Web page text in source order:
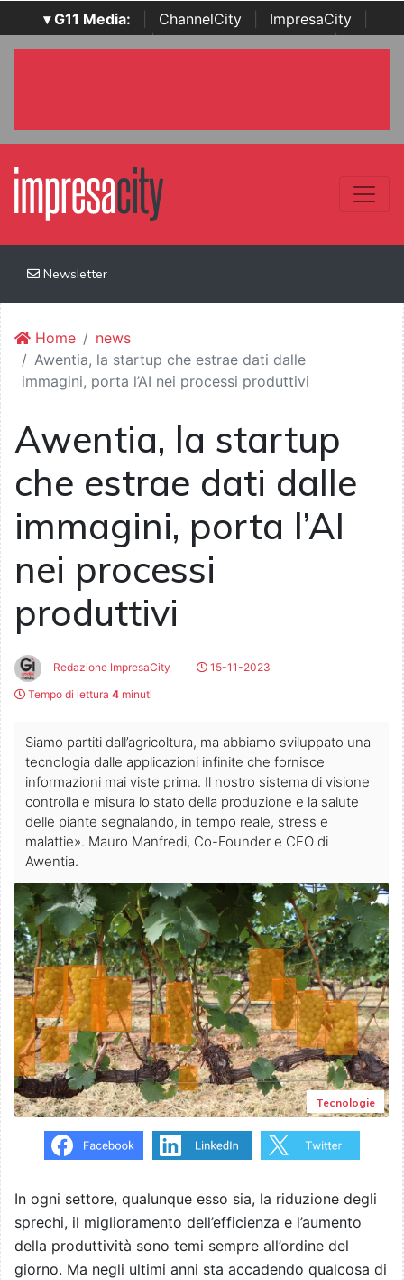
▾ G11 Media: ChannelCity ImpresaCity
SecurityOpenLab | Italian Channel Awards | Italian
Newsletter
Home
news
Awentia, la startup che estrae dati dalle
immagini, porta l’AI nei processi produttivi
Awentia, la startup
che estrae dati dalle
immagini, porta l’AI
nei processi
produttivi
Redazione ImpresaCity
15-11-2023
Tempo di lettura 4 minuti
Siamo partiti dall’agricoltura, ma abbiamo sviluppato una
tecnologia dalle applicazioni infinite che fornisce
informazioni mai viste prima. Il nostro sistema di visione
controlla e misura lo stato della produzione e la salute
delle piante segnalando, in tempo reale, stress e
malattie». Mauro Manfredi, Co-Founder e CEO di
Awentia.
Tecnologie
In ogni settore, qualunque esso sia, la riduzione degli
sprechi, il miglioramento dell’efficienza e l’aumento
della produttività sono temi sempre all’ordine del
giorno. Ma negli ultimi anni sta accadendo qualcosa di